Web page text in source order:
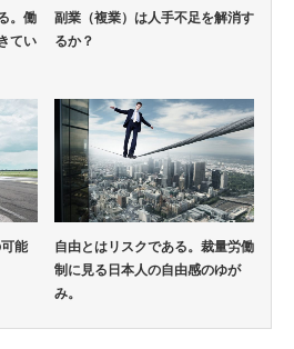
。働
てい
副業（複業）は人手不足を解消す
るか？
能
自由とはリスクである。裁量労働
制に見る日本人の自由感のゆが
み。